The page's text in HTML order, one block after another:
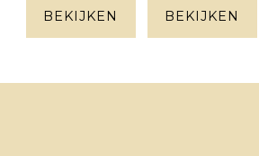
(small)
hout
BEKIJKEN
hout
BEKIJKEN